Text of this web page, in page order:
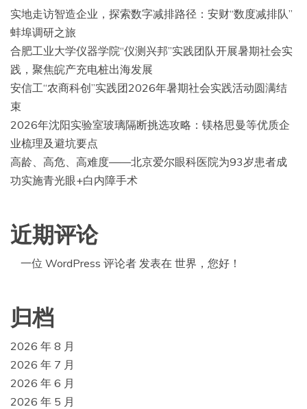
实地走访智造企业，探索数字减排路径：安财“数度减排队”
蚌埠调研之旅
合肥工业大学仪器学院“仪测兴邦”实践团队开展暑期社会实
践，聚焦皖产充电桩出海发展
安信工“农商科创”实践团2026年暑期社会实践活动圆满结
束
2026年沈阳实验室玻璃隔断挑选攻略：镁格思曼等优质企
业梳理及避坑要点
高龄、高危、高难度——北京爱尔眼科医院为93岁患者成
功实施青光眼+白内障手术
近期评论
一位 WordPress 评论者 发表在 世界，您好！
归档
2026 年 8 月
2026 年 7 月
2026 年 6 月
2026 年 5 月